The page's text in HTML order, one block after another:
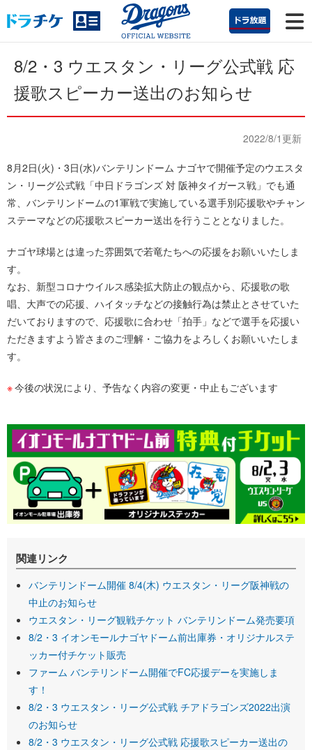
8/2・3 ウエスタン・リーグ公式戦 応
援歌スピーカー送出のお知らせ
2022/8/1更新
8月2日(火)・3日(水)バンテリンドーム ナゴヤで開催予定のウエスタ
ン・リーグ公式戦「中日ドラゴンズ 対 阪神タイガース戦」でも通
常、バンテリンドームの1軍戦で実施している選手別応援歌やチャン
ステーマなどの応援歌スピーカー送出を行うこととなりました。
ナゴヤ球場とは違った雰囲気で若竜たちへの応援をお願いいたしま
す。
なお、新型コロナウイルス感染拡大防止の観点から、応援歌の歌
唱、大声での応援、ハイタッチなどの接触行為は禁止とさせていた
だいておりますので、応援歌に合わせ「拍手」などで選手を応援い
ただきますよう皆さまのご理解・ご協力をよろしくお願いいたしま
す。
今後の状況により、予告なく内容の変更・中止もございます
関連リンク
バンテリンドーム開催 8/4(木) ウエスタン・リーグ阪神戦の
中止のお知らせ
ウエスタン・リーグ観戦チケット バンテリンドーム発売要項
8/2・3 イオンモールナゴヤドーム前出庫券・オリジナルステ
ッカー付チケット販売
ファーム バンテリンドーム開催でFC応援デーを実施しま
す！
8/2・3 ウエスタン・リーグ公式戦 チアドラゴンズ2022出演
のお知らせ
8/2・3 ウエスタン・リーグ公式戦 応援歌スピーカー送出の